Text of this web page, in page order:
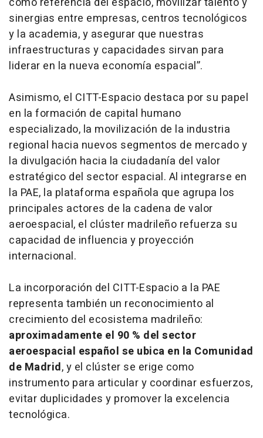
sinergias entre empresas, centros tecnológicos
y la academia, y asegurar que nuestras
infraestructuras y capacidades sirvan para
liderar en la nueva economía espacial”.
Asimismo, el CITT-Espacio destaca por su papel
en la formación de capital humano
especializado, la movilización de la industria
regional hacia nuevos segmentos de mercado y
la divulgación hacia la ciudadanía del valor
estratégico del sector espacial. Al integrarse en
la PAE, la plataforma española que agrupa los
principales actores de la cadena de valor
aeroespacial, el clúster madrileño refuerza su
capacidad de influencia y proyección
internacional.
La incorporación del CITT-Espacio a la PAE
representa también un reconocimiento al
crecimiento del ecosistema madrileño:
aproximadamente el 90 % del sector
aeroespacial español se ubica en la Comunidad
de Madrid, y el clúster se erige como
instrumento para articular y coordinar esfuerzos,
evitar duplicidades y promover la excelencia
tecnológica.